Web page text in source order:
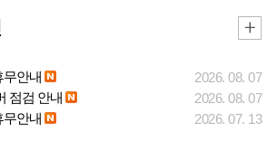
무안내
2026. 08. 07
점검 안내
2026. 08. 07
무안내
2026. 07. 13